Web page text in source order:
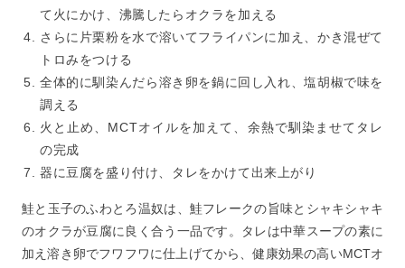
て火にかけ、沸騰したらオクラを加える
さらに片栗粉を水で溶いてフライパンに加え、かき混ぜて
トロみをつける
全体的に馴染んだら溶き卵を鍋に回し入れ、塩胡椒で味を
調える
火と止め、MCTオイルを加えて、余熱で馴染ませてタレ
の完成
器に豆腐を盛り付け、タレをかけて出来上がり
鮭と玉子のふわとろ温奴は、鮭フレークの旨味とシャキシャキ
のオクラが豆腐に良く合う一品です。タレは中華スープの素に
加え溶き卵でフワフワに仕上げてから、健康効果の高いMCTオ